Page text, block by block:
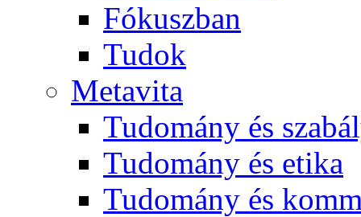
Fókuszban
Tudok
Metavita
Tudomány és
Tudomány és etika
Tudomány és